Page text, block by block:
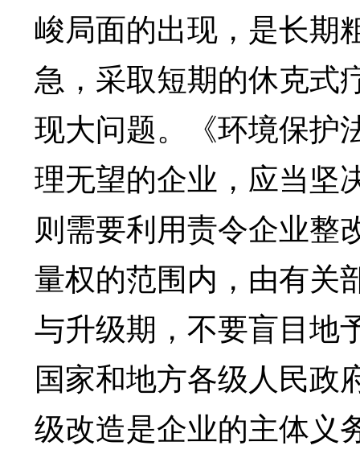
峻局面的出现，是长期
急，采取短期的休克式
现大问题。《环境保护
理无望的企业，应当坚
则需要利用责令企业整
量权的范围内，由有关
与升级期，不要盲目地
国家和地方各级人民政
级改造是企业的主体义